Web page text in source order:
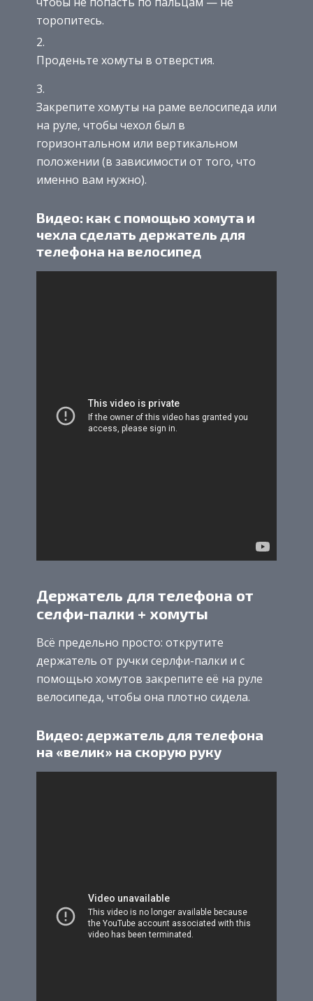
торопитесь.
Проденьте хомуты в отверстия.
Закрепите хомуты на раме велосипеда или
на руле, чтобы чехол был в
горизонтальном или вертикальном
положении (в зависимости от того, что
именно вам нужно).
Видео: как с помощью хомута и
чехла сделать держатель для
телефона на велосипед
Держатель для телефона от
селфи-палки + хомуты
Всё предельно просто: открутите
держатель от ручки серлфи-палки и с
помощью хомутов закрепите её на руле
велосипеда, чтобы она плотно сидела.
Видео: держатель для телефона
на «велик» на скорую руку